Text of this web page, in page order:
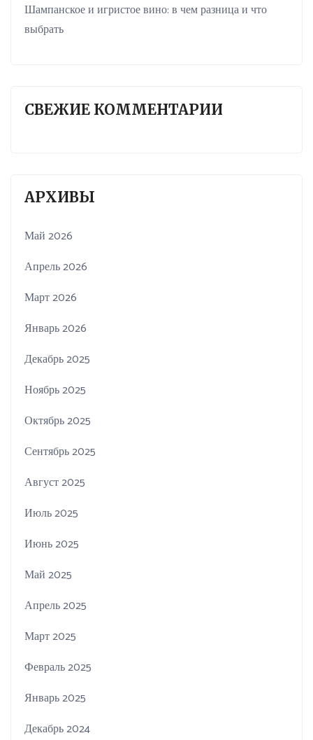
Шампанское и игристое вино: в чем разница и что
выбрать
СВЕЖИЕ КОММЕНТАРИИ
АРХИВЫ
Май 2026
Апрель 2026
Март 2026
Январь 2026
Декабрь 2025
Ноябрь 2025
Октябрь 2025
Сентябрь 2025
Август 2025
Июль 2025
Июнь 2025
Май 2025
Апрель 2025
Март 2025
Февраль 2025
Январь 2025
Декабрь 2024